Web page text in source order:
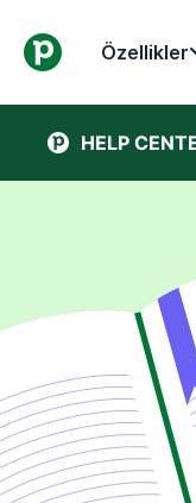
Özellikler
HELP